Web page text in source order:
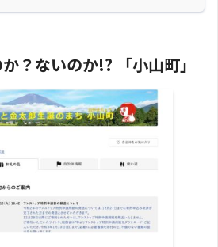
？ないのか!? 「小山町」